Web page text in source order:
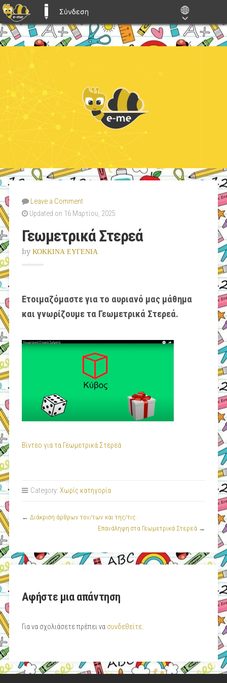
E-ME BLOGS
Σύνδεση
Leave a Comment
Updated on 16 Μαρτίου, 2025
Γεωμετρικά Στερεά
by ΚΟΚΚΙΝΑ ΕΥΓΕΝΙΑ
Ετοιμαζόμαστε για το αυριανό μας μάθημα
και γνωρίζουμε τα Γεωμετρικά Στερεά.
Βίντεο για τα Γεωμετρικά Στερεά
Category: Χωρίς κατηγορία
← Διάκριση άρθρων τον/των και της/τις.
Επανάληψη στα Γεωμετρικά Στερεά →
Αφήστε μια απάντηση
Για να σχολιάσετε πρέπει να συνδεθείτε.